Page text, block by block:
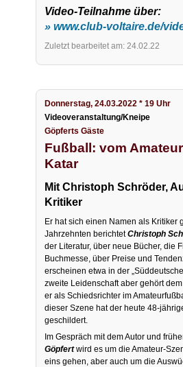
Video-Teilnahme über:
» www.club-voltaire.de/
Zuletzt bearbeitet am: 24.02.22
Donnerstag, 24.03.2022 * 19 Uhr
Videoveranstaltung/Kneipe
Göpferts Gäste
Fußball: vom
Katar
Mit Christoph Schröder,
Kritiker
Er hat sich einen Namen als Kritiker
Jahrzehnten berichtetChristoph
der Literatur, über neue Bücher, die
Buchmesse, über Preise und
erscheinen etwa in der
zweite Leidenschaft aber gehört
er als Schiedsrichter im
dieser Szene hat der heute 48-
geschildert.
Im Gespräch mit dem Autor und
Göpfertwird es um die Amateur-
eins gehen, aber auch um die